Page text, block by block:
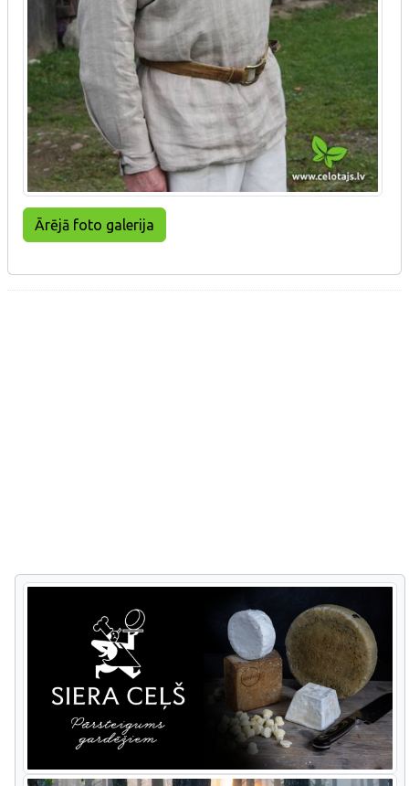
Ārējā foto galerija